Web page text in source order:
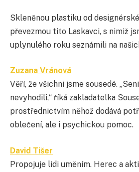
Skleněnou plastiku od
převezmou tito Laskavci, s nimiž
uplynulého roku seznámili na
Zuzana Vránová
Věří, že všichni jsme sousedé.
nevyhodili,“ říká zakladatelka
prostřednictvím něhož dodává
oblečení, ale i psychickou pomoc.
David Tišer
Propojuje lidi uměním. Herec a